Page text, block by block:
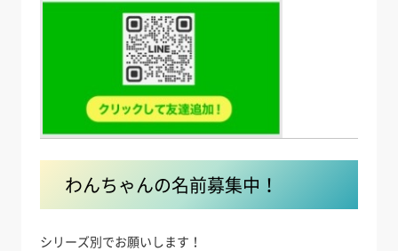
わんちゃんの名前募集中！
シリーズ別でお願いします！